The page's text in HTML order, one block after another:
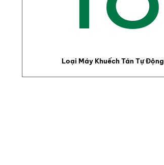
Loại Máy Khuếch Tán Tự Động